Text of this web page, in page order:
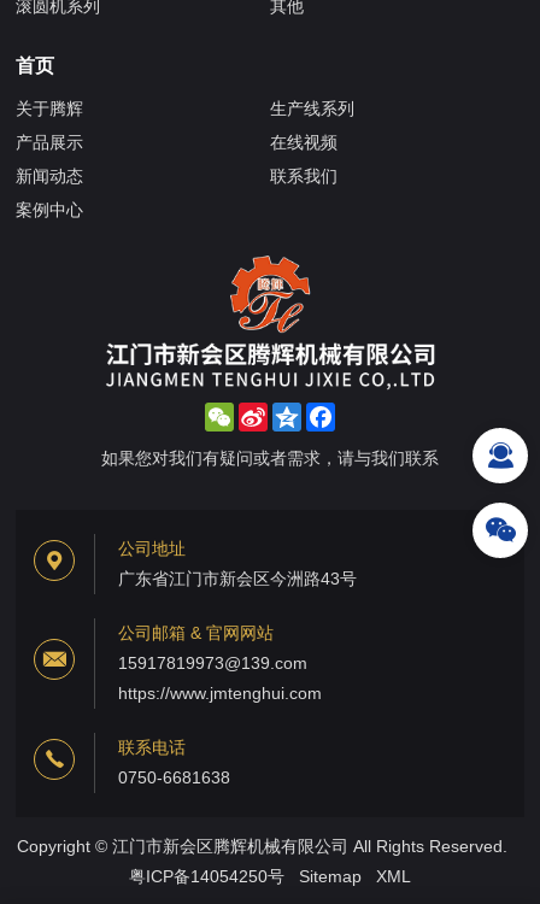
滚圆机系列
其他
首页
关于腾辉
产品展示
新闻动态
案例中心
生产线系列
在线视频
联系我们
WeChat
Sina
Weibo
Qzone
如果您对我们有疑问或者需求，请与我们联系
公司地址
广东省江门市新会区今洲路43号
公司邮箱 & 官网网站
15917819973@139.com
https://www.jmtenghui.com
联系电话
0750-6681638
Copyright © 江门市新会区腾辉机械有限公司 All Rights Reserved.
粤ICP备14054250号
Sitemap XML